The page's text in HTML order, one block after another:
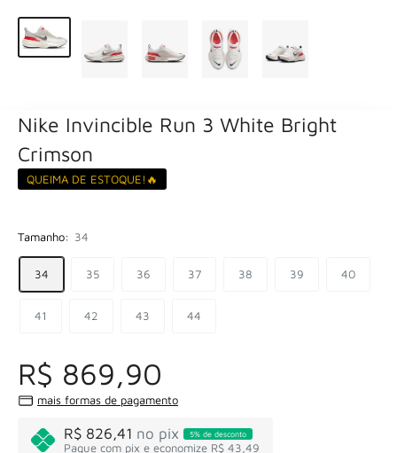
Nike Invincible Run 3 White Bright
Crimson
QUEIMA DE ESTOQUE!🔥
Tamanho: 34
34 35 36 37 38 39 40
41 42 43 44
R$ 869,90
mais formas de pagamento
R$ 826,41 no pix 5% de desconto
Pague com pix e economize R$ 43,49